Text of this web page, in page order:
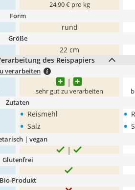
24,90 € pro kg
Form
rund
Größe
22 cm
des Reispapiers
verarbeiten
sehr gut zu verarbeiten
Zutaten
• Reismehl
• Salz
•
•
| vegan
Glutenfrei
Bio-Produkt